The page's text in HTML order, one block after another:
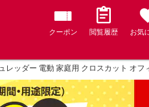
クーポン 閲覧履歴 お気
レッダー 電動 家庭用 クロスカット オ